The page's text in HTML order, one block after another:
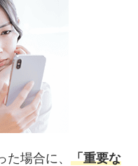
場合に、 「重要な